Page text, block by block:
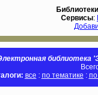
Библиотеки
Сервисы:
библиотека
все : по тематике :